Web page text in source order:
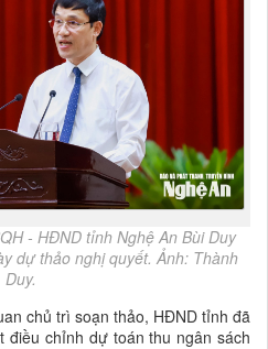
- HĐND tỉnh Nghệ An Bùi Duy
dự thảo nghị quyết. Ảnh: Thành
Duy.
chủ trì soạn thảo, HĐND tỉnh đã
điều chỉnh dự toán thu ngân sách